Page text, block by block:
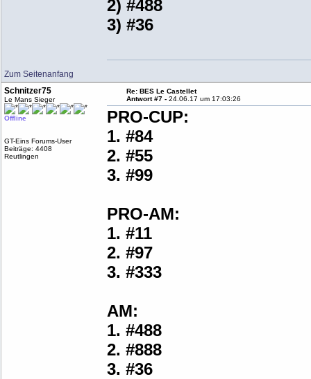
2) #488
3) #36
Zum Seitenanfang
Schnitzer75
Le Mans Sieger
Offline
GT-Eins Forums-User
Beiträge: 4408
Reutlingen
Re: BES Le Castellet
Antwort #7 -24.06.17 um 17:03:26
PRO-CUP:
1. #84
2. #55
3. #99
PRO-AM:
1. #11
2. #97
3. #333
AM:
1. #488
2. #888
3. #36